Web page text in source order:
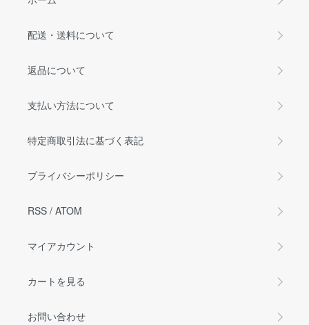
配送・送料について
返品について
支払い方法について
特定商取引法に基づく表記
プライバシーポリシー
RSS / ATOM
マイアカウント
カートを見る
お問い合わせ